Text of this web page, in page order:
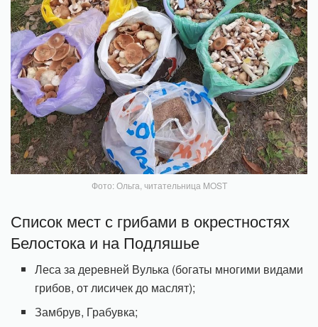
Фото: Ольга, читательница MOST
Список мест с грибами в окрестностях
Белостока и на Подляшье
Леса за деревней Вулька (богаты многими видами
грибов, от лисичек до маслят);
Замбрув, Грабувка;